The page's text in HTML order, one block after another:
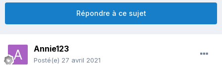
Répondre à ce sujet
Annie123
Posté(e) 27 avril 2021